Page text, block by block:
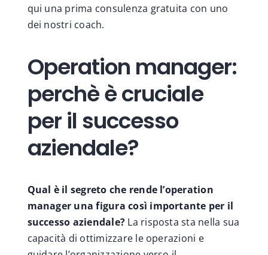
qui una prima consulenza gratuita con uno
dei nostri coach.
Operation manager:
perchè è cruciale
per il successo
aziendale?
Qual è il segreto che rende l’operation
manager una figura così importante per il
successo aziendale? La risposta sta nella sua
capacità di ottimizzare le operazioni e